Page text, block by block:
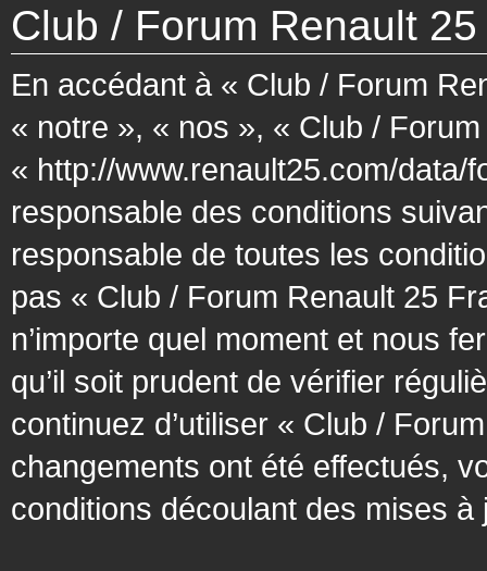
Club / Forum Renault
En accédant à « Club / Forum
« notre », « nos », « Club /
« http://www.renault25.com/data/
responsable des conditions
responsable de toutes les
pas « Club / Forum Renault 25
n’importe quel moment et nous
qu’il soit prudent de vérifier
continuez d’utiliser « Club /
changements ont été effectués,
conditions découlant des mises